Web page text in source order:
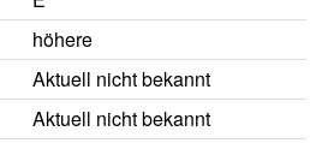
höhere
Aktuell nicht bekannt
Aktuell nicht bekannt